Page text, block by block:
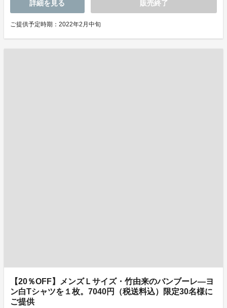
詳細を見る 販売終了
ご提供予定時期：2022年2月中旬
【20％OFF】メンズＬサイズ・竹由来のバンブーレ―ヨ
ン白Tシャツを１枚。7040円（税送料込）限定30名様に
ご提供